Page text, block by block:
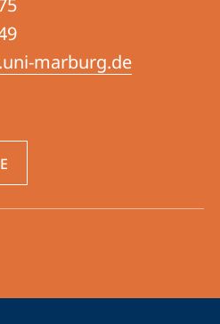
marburg.de